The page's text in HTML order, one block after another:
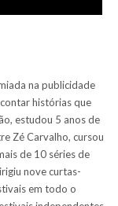
na publicidade
histórias que
estudou 5 anos de
Zé Carvalho, cursou
de 10 séries de
nove curtas-
em todo o